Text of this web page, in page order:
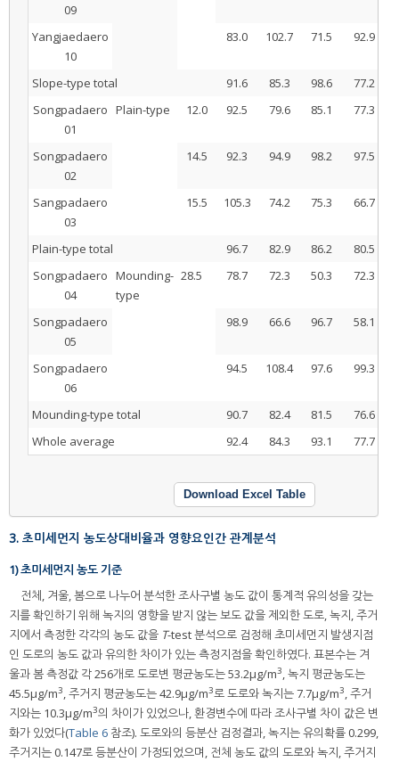
09
Yangjaedaero
10
83.0 102.7 71.5 92.9
Slope-type total 91.6 85.3 98.6 77.2
Songpadaero
01
Plain-type 12.0 92.5 79.6 85.1 77.3
Songpadaero
02
14.5 92.3 94.9 98.2 97.5
Sangpadaero
03
15.5 105.3 74.2 75.3 66.7
Plain-type total 96.7 82.9 86.2 80.5
Songpadaero
04
Mounding-
type
28.5 78.7 72.3 50.3 72.3
Songpadaero
05
98.9 66.6 96.7 58.1
Songpadaero
06
94.5 108.4 97.6 99.3
Mounding-type total 90.7 82.4 81.5 76.6
Whole average
92.4 84.3 93.1 77.7
Download Excel Table
3. 초미세먼지 농도상대비율과 영향요인간 관계분석
1) 초미세먼지 농도 기준
전체, 겨울, 봄으로 나누어 분석한 조사구별 농도 값이 통계적 유의성을 갖는
지를 확인하기 위해 녹지의 영향을 받지 않는 보도 값을 제외한 도로, 녹지, 주거
지에서 측정한 각각의 농도 값을 T-test 분석으로 검정해 초미세먼지 발생지점
인 도로의 농도 값과 유의한 차이가 있는 측정지점을 확인하였다. 표본수는 겨
울과 봄 측정값 각 256개로 도로변 평균농도는 53.2µg/m3, 녹지 평균농도는
45.5µg/m3, 주거지 평균농도는 42.9µg/m3로 도로와 녹지는 7.7µg/m3, 주거
지와는 10.3µg/m3의 차이가 있었으나, 환경변수에 따라 조사구별 차이 값은 변
화가 있었다(Table 6 참조). 도로와의 등분산 검정결과, 녹지는 유의확률 0.299,
주거지는 0.147로 등분산이 가정되었으며, 전체 농도 값의 도로와 녹지, 주거지